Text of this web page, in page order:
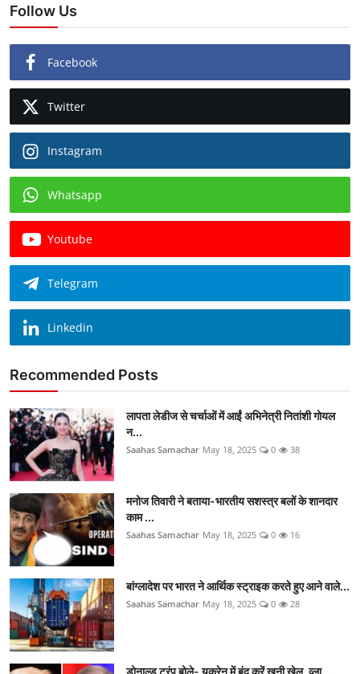
Follow Us
Facebook
Twitter
Instagram
Whatsapp
Youtube
Telegram
Linkedin
Recommended Posts
लापता लेडीज से चर्चाओं में आईं अभिनेत्री नितांशी गोयल
न...
Saahas Samachar May 18, 2025 0 38
मनोज तिवारी ने बताया-भारतीय सशस्त्र बलों के शानदार
काम ...
Saahas Samachar May 18, 2025 0 16
बांग्लादेश पर भारत ने आर्थिक स्ट्राइक करते हुए आने वाले...
Saahas Samachar May 18, 2025 0 28
डोनाल्ड ट्रंप बोले- यूक्रेन में बंद करें खूनी खेल, व्ला...